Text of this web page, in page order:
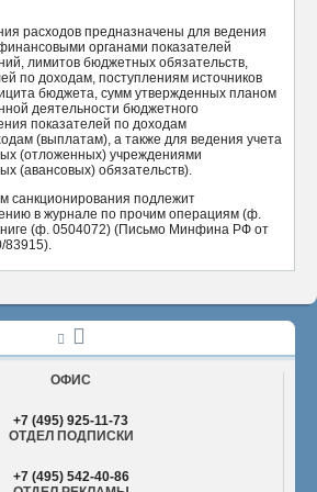
расходов предназначены для ведения
органами показателей
лимитов бюджетных обязательств,
по доходам, поступлениям источников
бюджета, сумм утвержденных планом
деятельности бюджетного
показателей по доходам
(выплатам), а также для ведения учета
(отложенных) учреждениями
(авансовых) обязательств).
санкционирования подлежит
в журнале по прочим операциям (ф.
(ф. 0504072) (Письмо Минфина РФ от
83915).
ОФИС
+7 (495) 925-11-73
ОТДЕЛ ПОДПИСКИ
+7 (495) 542-40-86
ОТПРАВИТЬ